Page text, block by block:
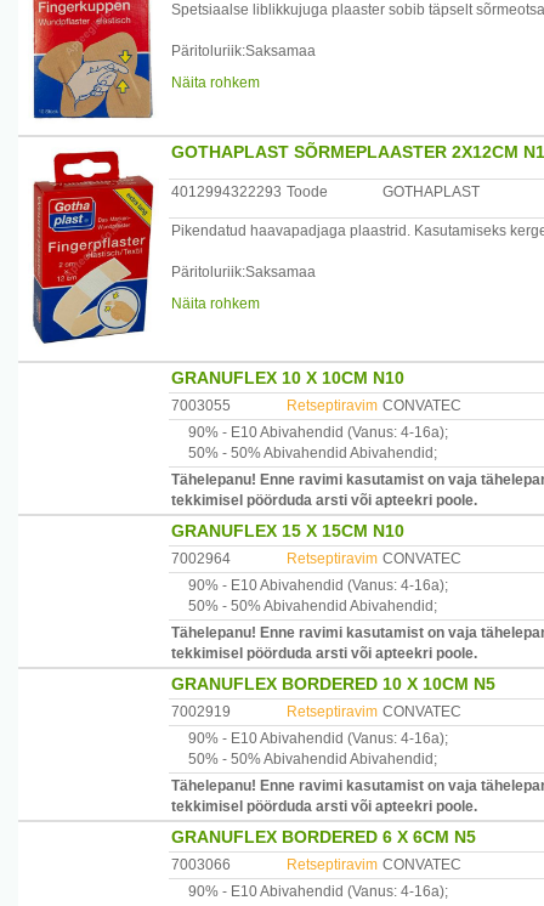
Spetsiaalse liblikkujuga plaaster sobib täpselt
Päritoluriik:Saksamaa
Maaletooja: Vivax OÜ
Näita rohkem
GOTHAPLAST SÕRMEPLAASTER 2X12CM
4012994322293 Toode GOTHAPLAST
Pikendatud haavapadjaga plaastrid. Kasutamiseks
Päritoluriik:Saksamaa
Maaletooja: Vivax OÜ
Näita rohkem
GRANUFLEX 10 X 10CM N10
7003055 Retseptiravim CONVATEC
90% - E10Abivahendid (Vanus: 4-16a);
50% - 50% Abivahendid Abivahendid ;
Tähelepanu! Enne ravimi kasutamist on vaja
tekkimisel pöörduda arsti või apteekri poole.
GRANUFLEX 15 X 15CM N10
7002964 Retseptiravim CONVATEC
90% - E10Abivahendid (Vanus: 4-16a);
50% - 50% Abivahendid Abivahendid ;
Tähelepanu! Enne ravimi kasutamist on vaja
tekkimisel pöörduda arsti või apteekri poole.
GRANUFLEX BORDERED 10 X 10CM N5
7002919 Retseptiravim CONVATEC
90% - E10Abivahendid (Vanus: 4-16a);
50% - 50% Abivahendid Abivahendid ;
Tähelepanu! Enne ravimi kasutamist on vaja
tekkimisel pöörduda arsti või apteekri poole.
GRANUFLEX BORDERED 6 X 6CM N5
7003066 Retseptiravim CONVATEC
90% - E10Abivahendid (Vanus: 4-16a);